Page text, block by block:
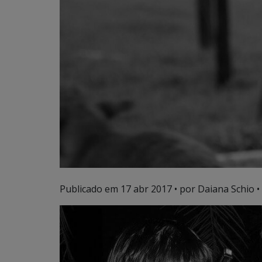
Publicado em 17 abr 2017 • por Daiana Schio •